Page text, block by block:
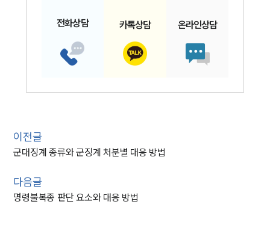
전화상담 카톡상담 온라인상담
이전글
군대징계 종류와 군징계 처분별 대응 방법
다음글
명령불복종 판단 요소와 대응 방법